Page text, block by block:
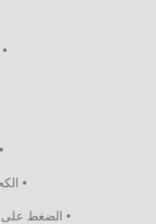
•
• الضغط على